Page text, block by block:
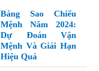
Bảng Sao Chiếu
Mệnh Năm 2024:
Dự Đoán Vận
Mệnh Và Giải Hạn
Hiệu Quả